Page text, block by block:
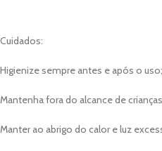
Cuidados:
Higienize sempre antes e após o uso;
Mantenha fora do alcance de
Manter ao abrigo do calor e luz